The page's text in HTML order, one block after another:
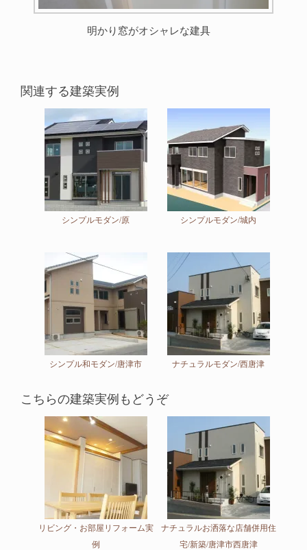
明かり窓がオシャレな建具
関連する建築実例
シンプルモダン/原 シンプルモダン/城内
シンプル和モダン/唐津市 ナチュラルモダン/西唐津
こちらの建築実例もどうぞ
リビング・お部屋リフォーム実
例
ナチュラルお洒落な店舗併用住
宅/新築/唐津市西唐津